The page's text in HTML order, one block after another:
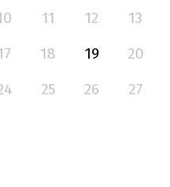
11 12 13
18 19 20
25 26 27